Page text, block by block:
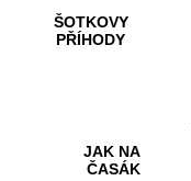
ŠOTKOVY
PŘÍHODY
JAK NA
ČASÁK